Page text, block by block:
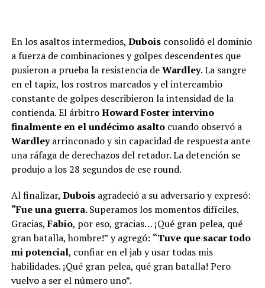
En los asaltos intermedios, Duboisconsolidó el dominio
a fuerza de combinaciones y golpes descendentes que
pusieron a prueba la resistencia deWardley. La sangre
en el tapiz, los rostros marcados y el intercambio
constante de golpes describieron la intensidad de la
contienda. El árbitroHoward Fosterintervino
finalmente en el undécimo asalto cuando observó a
Wardleyarrinconado y sin capacidad de respuesta ante
una ráfaga de derechazos del retador. La detención se
produjo a los 28 segundos de ese round.
Al finalizar, Duboisagradeció a su adversario y expresó:
“Fue una guerra.Superamos los momentos difíciles.
Gracias,Fabio, por eso, gracias… ¡Qué gran pelea, qué
gran batalla, hombre!” y agregó: “Tuve que sacar todo
mi potencial, confiar en el jab y usar todas mis
habilidades. ¡Qué gran pelea, qué gran batalla! Pero
vuelvo a ser el número uno”.